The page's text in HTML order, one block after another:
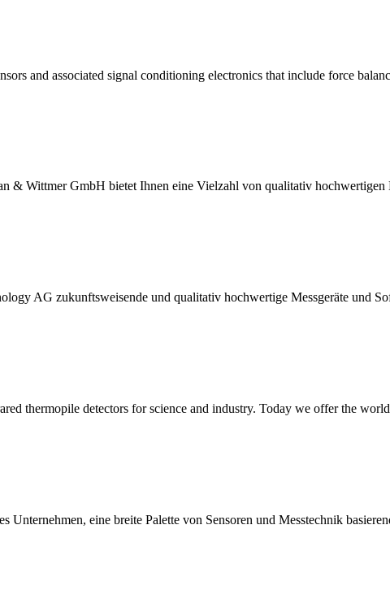
and associated signal conditioning electronics that include force
Wittmer GmbH bietet Ihnen eine Vielzahl von qualitativ hochwertigen
AG zukunftsweisende und qualitativ hochwertige Messgeräte und
thermopile detectors for science and industry. Today we offer the
eine breite Palette von Sensoren und Messtechnik